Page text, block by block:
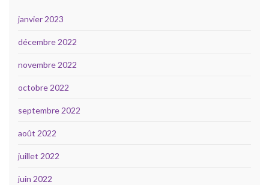
janvier 2023
décembre 2022
novembre 2022
octobre 2022
septembre 2022
août 2022
juillet 2022
juin 2022